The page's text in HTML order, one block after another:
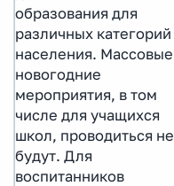
образования для
различных категорий
населения. Массовые
новогодние
мероприятия, в том
числе для учащихся
школ, проводиться не
будут. Для
воспитанников